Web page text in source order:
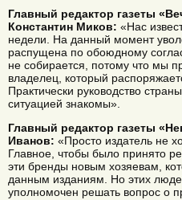
Главный редактор газеты
Константин Миков: «Нас
недели. На данный момент
распущена по обоюдному
не собирается, потому что мы
владелец, который
Практически руководство
ситуацией знакомы».
Главный редактор газеты
Иванов: «Просто издатель не
Главное, чтобы было принято
эти бренды новым хозяевам,
данным изданиям. Но этих
уполномочен решать вопрос о